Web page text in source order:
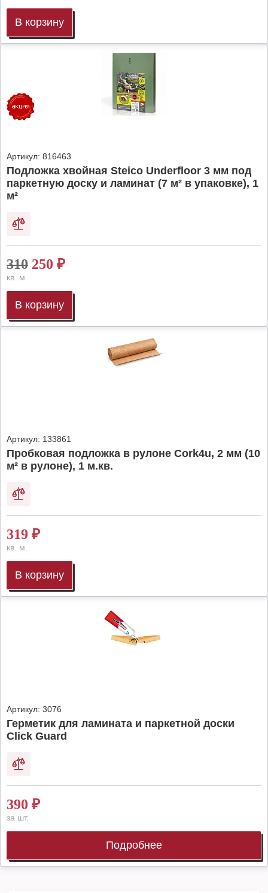
В корзину
Артикул: 816463
Подложка хвойная Steico Underfloor 3 мм под
паркетную доску и ламинат (7 м² в упаковке), 1
м²
310 250 ₽
кв. м.
В корзину
Артикул: 133861
Пробковая подложка в рулоне Cork4u, 2 мм (10
м² в рулоне), 1 м.кв.
319 ₽
кв. м.
В корзину
Артикул: 3076
Герметик для ламината и паркетной доски
Click Guard
390 ₽
за шт.
Подробнее